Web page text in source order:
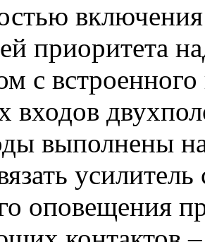
приоритета
с
входов
выполнены
оповещения